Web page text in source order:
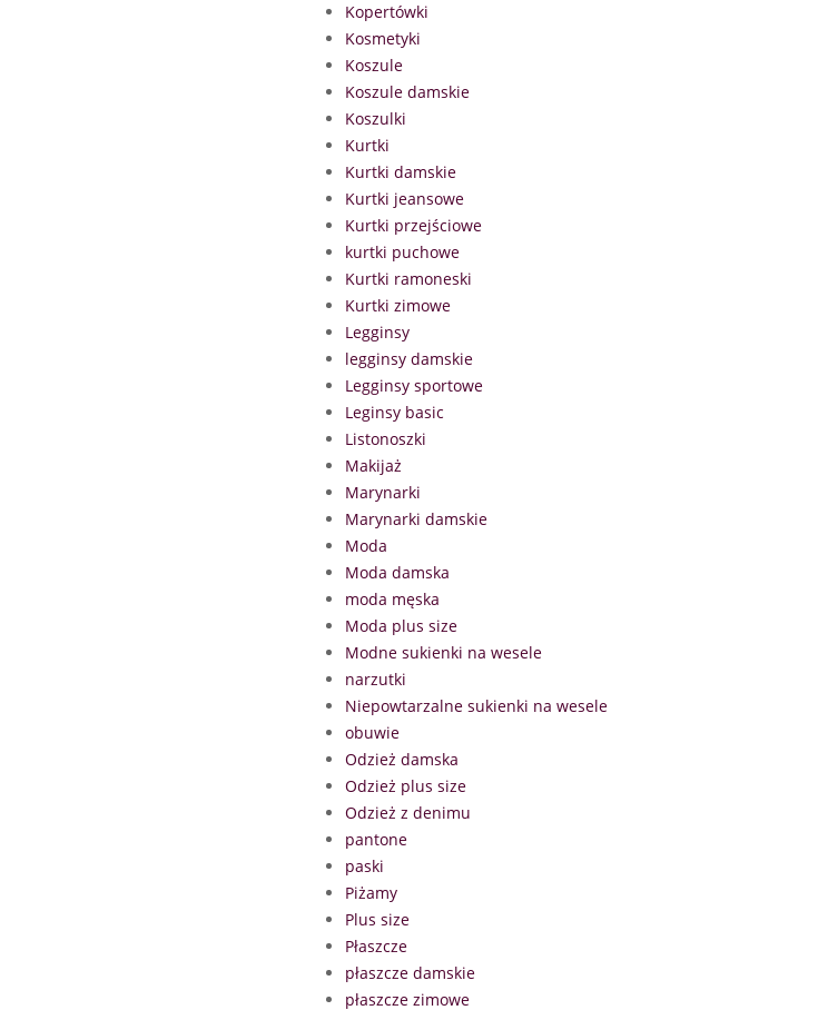
Kopertówki
Kosmetyki
Koszule
Koszule damskie
Koszulki
Kurtki
Kurtki damskie
Kurtki jeansowe
Kurtki przejściowe
kurtki puchowe
Kurtki ramoneski
Kurtki zimowe
Legginsy
legginsy damskie
Legginsy sportowe
Leginsy basic
Listonoszki
Makijaż
Marynarki
Marynarki damskie
Moda
Moda damska
moda męska
Moda plus size
Modne sukienki na wesele
narzutki
Niepowtarzalne sukienki na wesele
obuwie
Odzież damska
Odzież plus size
Odzież z denimu
pantone
paski
Piżamy
Plus size
Płaszcze
płaszcze damskie
płaszcze zimowe